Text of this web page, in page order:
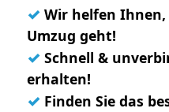
✓ Wir helfen
Umzug geht!
✓ Schnell &
erhalten!
✓ Finden Sie das